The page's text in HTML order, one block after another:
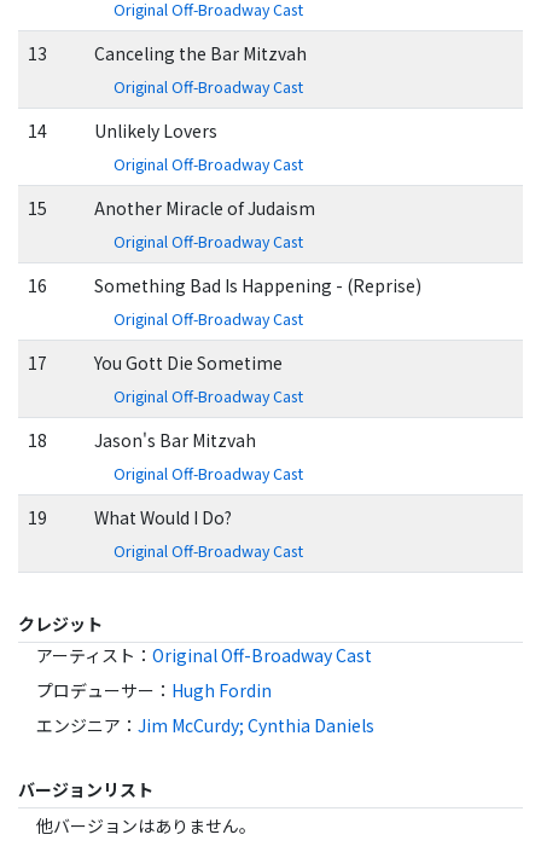
Original Off-Broadway Cast
13 Canceling the Bar Mitzvah
Original Off-Broadway Cast
14 Unlikely Lovers
Original Off-Broadway Cast
15 Another Miracle of Judaism
Original Off-Broadway Cast
16 Something Bad Is Happening - (Reprise)
Original Off-Broadway Cast
17 You Gott Die Sometime
Original Off-Broadway Cast
18 Jason's Bar Mitzvah
Original Off-Broadway Cast
19 What Would I Do?
Original Off-Broadway Cast
クレジット
アーティスト ： Original Off-Broadway Cast
プロデューサー ： Hugh Fordin
エンジニア ： Jim McCurdy; Cynthia Daniels
バージョンリスト
他バージョンはありません。